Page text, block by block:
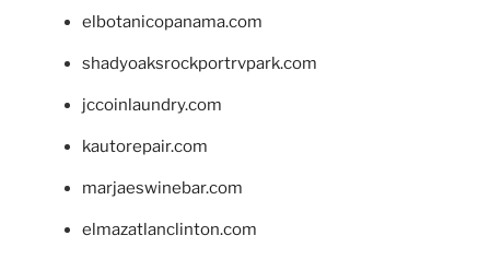
elbotanicopanama.com
shadyoaksrockportrvpark.com
jccoinlaundry.com
kautorepair.com
marjaeswinebar.com
elmazatlanclinton.com